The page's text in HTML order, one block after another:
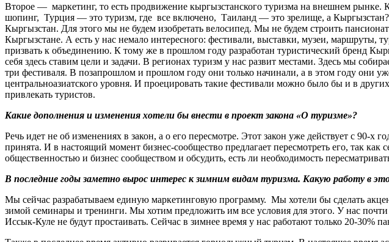
Второе — маркетинг, то есть продвижение кыргызстанского туризма на внешнем
шопинг, Турция — это туризм, где все включено, Таиланд — это зрелище, а Кыргызстан?
Кыргызстан. Для этого мы не будем изобретать велосипед. Мы не будем строить
Кыргызстане. А есть у нас немало интересного: фестивали, выставки, музеи,
призвать к объединению. К тому же в прошлом году разработан туристический бренд
себя здесь ставим цели и задачи. В регионах туризм у нас развит местами. Здесь мы
три фестиваля. В позапрошлом и прошлом году они только начинали, а в этом году они
центральноазиатского уровня. И проецировать такие фестивали можно было бы и в
привлекать туристов.
Какие дополнения и изменения хотели бы внести в проект закона «О туризме»?
Речь идет не об изменениях в закон, а о его пересмотре. Этот закон уже действует с 90-
принята. И в настоящий момент бизнес-сообщество предлагает пересмотреть его, так
общественностью и бизнес сообществом и обсудить, есть ли необходимость
В последние годы заметно вырос интерес к зимним видам туризма. Какую работу в
Мы сейчас разрабатываем единую маркетинговую программу. Мы хотели бы сделать
зимой семинары и тренинги. Мы хотим предложить им все условия для этого. У нас
Иссык-Куле не будут простаивать. Сейчас в зимнее время у нас работают только 20-30%